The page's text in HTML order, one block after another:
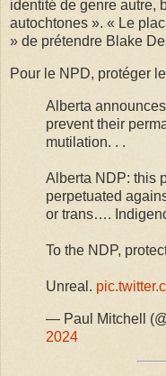
identité de genre autre,
autochtones ». « Le
» de prétendre Blake
Pour le NPD, protéger
Alberta
prevent their
mutilation. . .
Alberta NDP: this
perpetuated
or trans….
To the NDP,
Unreal.
— Paul Mitchell
2024